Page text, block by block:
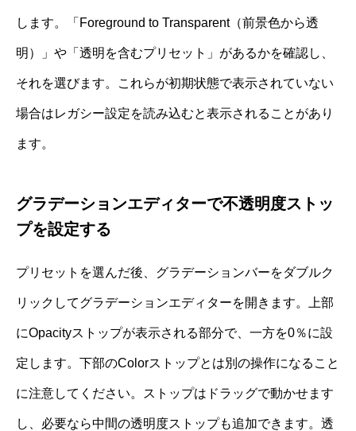
します。「Foreground to Transparent（前景色から透
明）」や「透明を含むプリセット」があるかを確認し、
それを選びます。これらが初期状態で表示されていない
場合はレガシー設定を読み込むと表示されることがあり
ます。
グラデーションエディターで不透明度ストッ
プを設定する
プリセットを選んだ後、グラデーションバーをダブルク
リックしてグラデーションエディターを開きます。上部
にOpacityストップが表示される部分で、一方を0％に設
定します。下部のColorストップとは別の操作になること
に注意してください。ストップはドラッグで動かせます
し、必要なら中間の透明度ストップも追加できます。透